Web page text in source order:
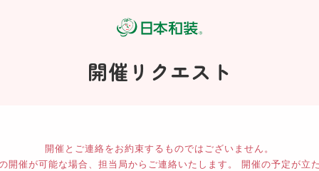
開催リクエスト
開催とご連絡をお約束するものではございません。
開催が可能な場合、担当局からご連絡いたします。 開催の予定が立た